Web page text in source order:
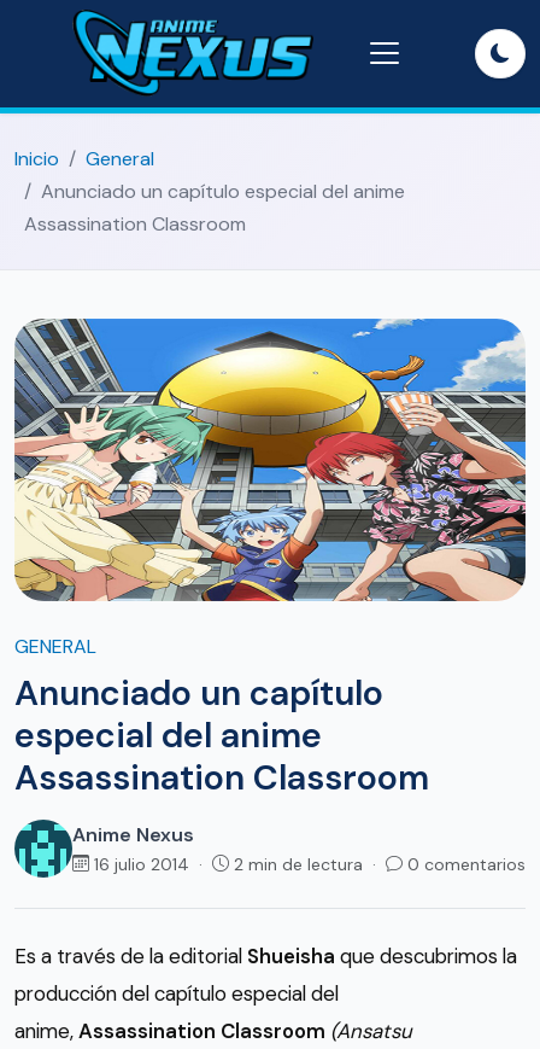
Inicio
General
Anunciado un capítulo especial del anime
Assassination Classroom
GENERAL
Anunciado un capítulo
especial del anime
Assassination Classroom
Anime Nexus
16 julio 2014 · 2 min de lectura · 0 comentarios
Es a través de la editorial Shueisha que descubrimos la
producción del capítulo especial del
anime,Assassination Classroom (Ansatsu